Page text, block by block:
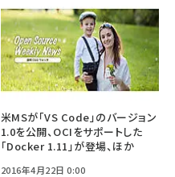
米MSが「VS Code」のバージョン
1.0を公開、OCIをサポートした
「Docker 1.11」が登場、ほか
2016年4月22日 0:00